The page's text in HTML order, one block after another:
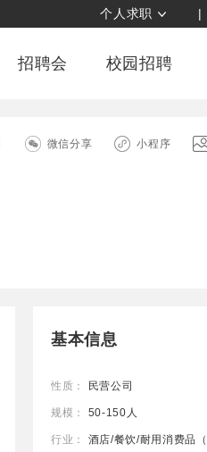
个人求职 |
招聘会 校园招聘
微信分享 小程序
基本信息
性质： 民营公司
规模： 50-150人
行业： 酒店/餐饮/耐用消费品（服饰/纺